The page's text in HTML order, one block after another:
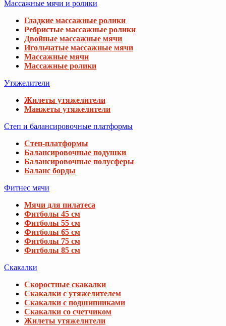
Массажные мячи и ролики
Гладкие массажные ролики
Ребристые массажные ролики
Двойные массажные мячи
Игольчатые массажные мячи
Массажные мячи
Массажные ролики
Утяжелители
Жилеты утяжелители
Манжеты утяжелители
Степ и балансировочные платформы
Степ-платформы
Балансировочные подушки
Балансировочные полусферы
Баланс борды
Фитнес мячи
Мячи для пилатеса
Фитболы 45 см
Фитболы 55 см
Фитболы 65 см
Фитболы 75 см
Фитболы 85 см
Скакалки
Скоростные скакалки
Скакалки с утяжелителем
Скакалки с подшипниками
Скакалки со счетчиком
Жилеты утяжелители